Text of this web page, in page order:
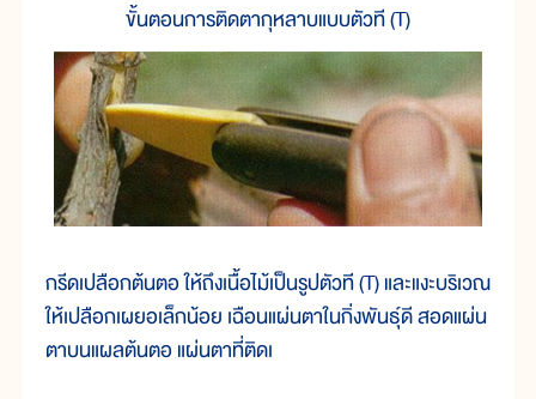
ขั้นตอนการติดตากุหลาบแบบตัวที (T)
กรีดเปลือกต้นตอ ให้ถึงเนื้อไม้เป็นรูปตัวที (T) และแงะบริเวณ
ให้เปลือกเผยอเล็กน้อย เฉือนแผ่นตาในกิ่งพันธุ์ดี สอดแผ่น
ตาบนแผลต้นตอ แผ่นตาที่ติดเ